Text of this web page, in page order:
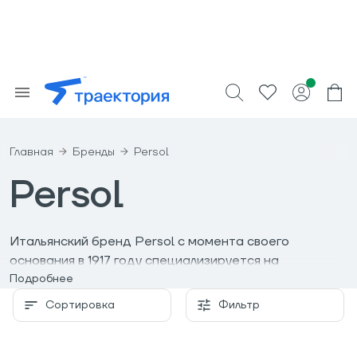
Главная Бренды Persol
Persol
Итальянский бренд Persol с момента своего
основания в 1917 году специализируется на
производстве солнцезащитных очков.
Инновационные для своего времени разработки
бренда не могли не заинтересовать военных -
Подробнее
Сортировка
Фильтр